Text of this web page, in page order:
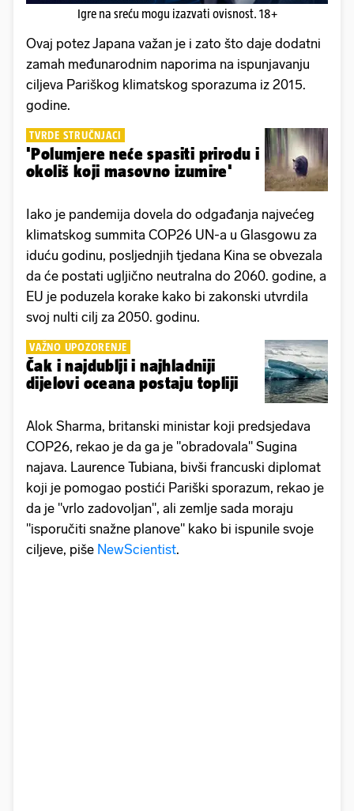
Igre na sreću mogu izazvati ovisnost. 18+
Ovaj potez Japana važan je i zato što daje dodatni
zamah međunarodnim naporima na ispunjavanju
ciljeva Pariškog klimatskog sporazuma iz 2015.
godine.
TVRDE STRUČNJACI
'Polumjere neće spasiti prirodu i
okoliš koji masovno izumire'
Iako je pandemija dovela do odgađanja najvećeg
klimatskog summita COP26 UN-a u Glasgowu za
iduću godinu, posljednjih tjedana Kina se obvezala
da će postati ugljično neutralna do 2060. godine, a
EU je poduzela korake kako bi zakonski utvrdila
svoj nulti cilj za 2050. godinu.
VAŽNO UPOZORENJE
Čak i najdublji i najhladniji
dijelovi oceana postaju topliji
Alok Sharma, britanski ministar koji predsjedava
COP26, rekao je da ga je "obradovala" Sugina
najava. Laurence Tubiana, bivši francuski diplomat
koji je pomogao postići Pariški sporazum, rekao je
da je "vrlo zadovoljan", ali zemlje sada moraju
"isporučiti snažne planove" kako bi ispunile svoje
ciljeve, piše NewScientist.